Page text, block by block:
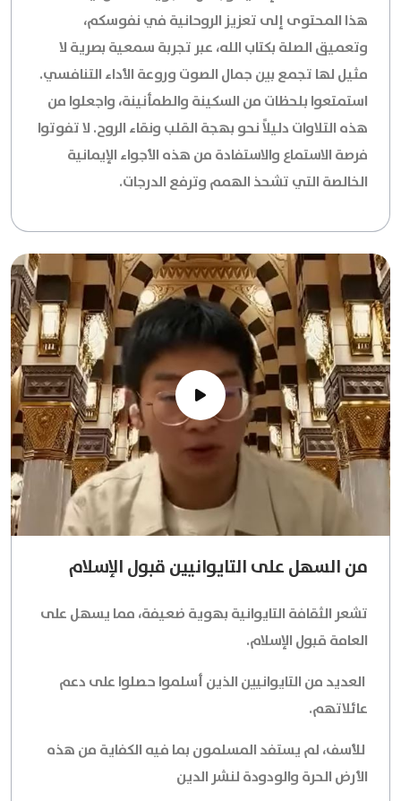
هذا المحتوى إلى تعزيز الروحانية في نفوسكم،
وتعميق الصلة بكتاب الله، عبر تجربة سمعية بصرية لا
مثيل لها تجمع بين جمال الصوت وروعة الأداء التنافسي.
استمتعوا بلحظات من السكينة والطمأنينة، واجعلوا من
هذه التلاوات دليلاً نحو بهجة القلب ونقاء الروح. لا تفوتوا
فرصة الاستماع والاستفادة من هذه الأجواء الإيمانية
الخالصة التي تشحذ الهمم وترفع الدرجات.
من السهل على التايوانيين قبول الإسلام
تشعر الثقافة التايوانية بهوية ضعيفة، مما يسهل على
العامة قبول الإسلام.
العديد من التايوانيين الذين أسلموا حصلوا على دعم
عائلاتهم.
للأسف، لم يستفد المسلمون بما فيه الكفاية من هذه
الأرض الحرة والودودة لنشر الدين